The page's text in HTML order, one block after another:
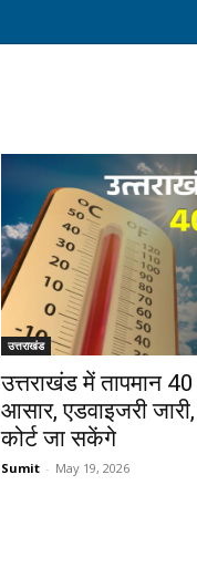
उत्तराखंड
उत्तराखंड में तापमान
आसार, एडवाइजरी
कोर्ट जा सकेंगे
Sumit - May 19, 2026